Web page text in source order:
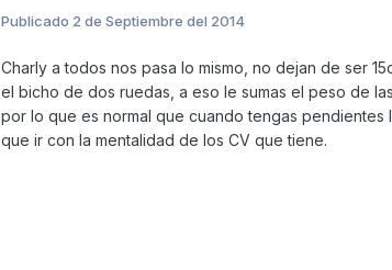
Publicado 2 de Septiembre del 2014
Charly a todos nos pasa lo mismo, no dejan de ser
el bicho de dos ruedas, a eso le sumas el peso de
por lo que es normal que cuando tengas
que ir con la mentalidad de los CV que tiene.